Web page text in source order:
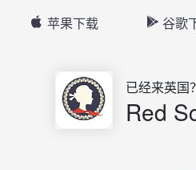
苹果下载 谷歌
已经来英国
Red